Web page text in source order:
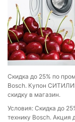
Скидка до 25% по
Bosch. Купон
скидку в магазин.
Условия: Скидка до
технику Bosch. Акция